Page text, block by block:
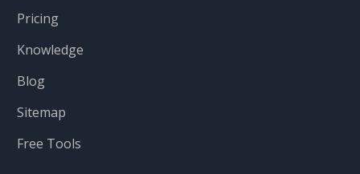
Pricing
Knowledge
Blog
Sitemap
Free Tools